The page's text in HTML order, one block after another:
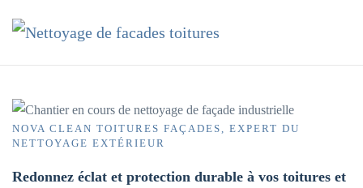
Accéder au contenu principal
NOVA CLEAN TOITURES FAÇADES, EXPERT DU
NETTOYAGE EXTÉRIEUR
Redonnez éclat et protection durable à vos toitures et